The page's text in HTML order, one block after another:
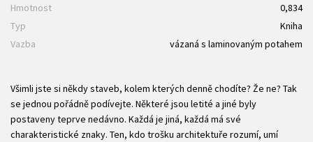
Hmotnost
0,834
Typ
Kniha
Vazba
vázaná s laminovaným potahem
Všimli jste si někdy staveb, kolem kterých denně chodíte? Že ne? Tak
se jednou pořádně podívejte. Některé jsou letité a jiné byly
postaveny teprve nedávno. Každá je jiná, každá má své
charakteristické znaky. Ten, kdo trošku architektuře rozumí, umí